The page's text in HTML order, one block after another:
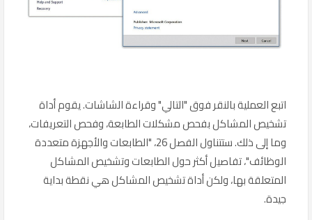
اتبع العملية بالنقر فوق "التالي" وقراءة الشاشات. يقوم أداة
تشخيص المشاكل بفحص مشكلات الطابعة، وفحص التعريفات،
وما إلى ذلك. ستتناول الفصل 26، "الطابعات والأجهزة متعددة
الوظائف"، تفاصيل أكثر حول الطابعات وتشخيص المشاكل
المتعلقة بها، ولكن أداة تشخيص المشاكل هي نقطة بداية
جيدة.